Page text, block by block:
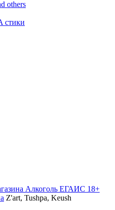
others
стики
Алкоголь ЕГАИС 18+
Z'art, Tushpa, Keush